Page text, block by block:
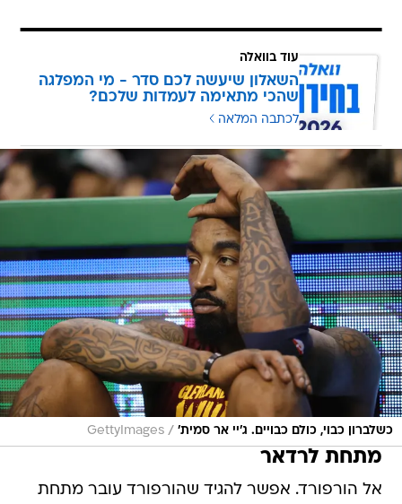
עוד בוואלה
השאלון שיעשה לכם סדר - מי המפלגה
שהכי מתאימה לעמדות שלכם?
לכתבה המלאה
כשלברון כבוי, כולם כבויים. ג'יי אר סמית' /
GettyImages
מתחת לרדאר
אל הורפורד. אפשר להגיד שהורפורד עובר מתחת